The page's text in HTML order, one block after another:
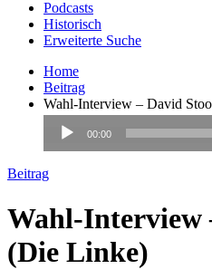
Podcasts
Historisch
Erweiterte Suche
Home
Beitrag
Wahl-Interview – David
Audio-
Player
00:00
Beitrag
Wahl-Interview
(Die Linke)